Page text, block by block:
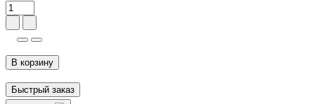
В корзину
Быстрый заказ